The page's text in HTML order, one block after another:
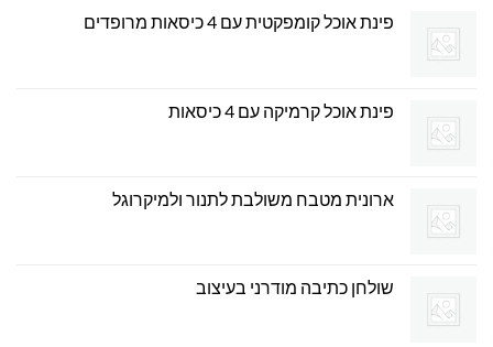
פינת אוכל קומפקטית עם 4 כיסאות מרופדים
פינת אוכל קרמיקה עם 4 כיסאות
ארונית מטבח משולבת לתנור ולמיקרוגל
שולחן כתיבה מודרני בעיצוב